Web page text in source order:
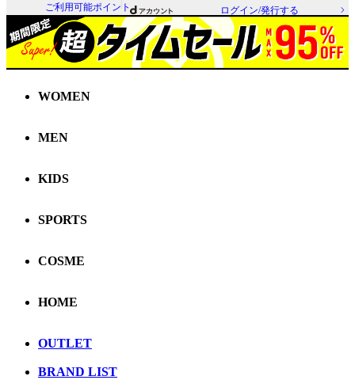
ご利用可能ポイント ログイン/発行する
WOMEN
MEN
KIDS
SPORTS
COSME
HOME
OUTLET
BRAND LIST